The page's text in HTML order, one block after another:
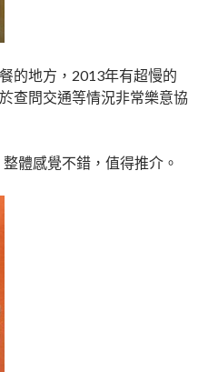
的地方，2013年有超慢的
查問交通等情況非常樂意協
體感覺不錯，值得推介。